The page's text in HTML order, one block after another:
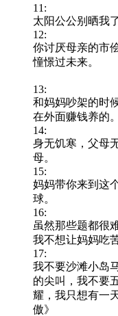
11:
太阳公公别晒我
12:
你讨厌母亲的市
憧憬过未来。
13:
和妈妈吵架的时
在外面赚钱养的。
14:
身无饥寒，父母
母。
15:
妈妈带你来到这
球。
16:
虽然那些题都很
我不想让妈妈吃
17:
我不要沙滩小岛
的尖叫，我不要
耀，我只想有一
傲》